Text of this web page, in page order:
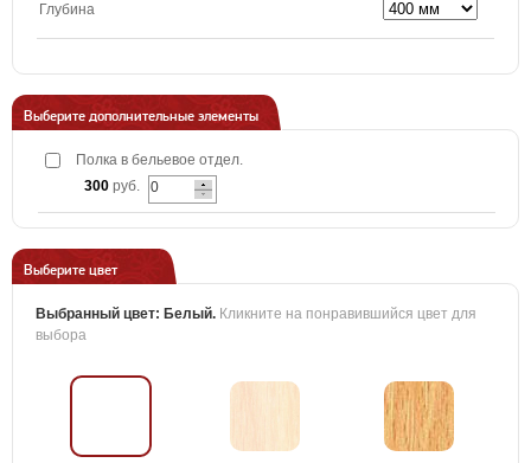
Глубина
Выберите дополнительные элементы
Полка в бельевое отдел.
300 руб.
Выберите цвет
Выбранный цвет: Белый. Кликните на понравившийся цвет для
выбора